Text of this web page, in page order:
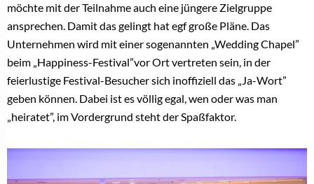
möchte mit der Teilnahme auch eine jüngere Zielgruppe
ansprechen. Damit das gelingt hat egf große Pläne. Das
Unternehmen wird mit einer sogenannten „Wedding Chapel”
beim „Happiness-Festival”vor Ort vertreten sein, in der
feierlustige Festival-Besucher sich inoffiziell das „Ja-Wort”
geben können. Dabei ist es völlig egal, wen oder was man
„heiratet”, im Vordergrund steht der Spaßfaktor.